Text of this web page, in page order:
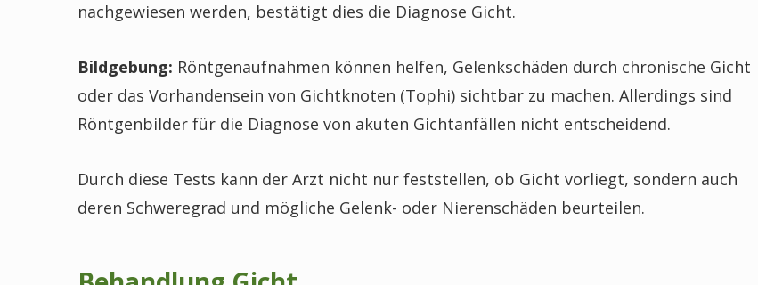
nachgewiesen werden, bestätigt dies die Diagnose Gicht.
Bildgebung: Röntgenaufnahmen können helfen, Gelenkschäden durch chronische Gicht
oder das Vorhandensein von Gichtknoten (Tophi) sichtbar zu machen. Allerdings sind
Röntgenbilder für die Diagnose von akuten Gichtanfällen nicht entscheidend.
Durch diese Tests kann der Arzt nicht nur feststellen, ob Gicht vorliegt, sondern auch
deren Schweregrad und mögliche Gelenk- oder Nierenschäden beurteilen.